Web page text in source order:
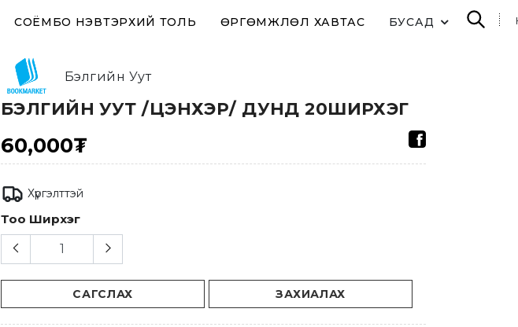
СОЁМБО НЭВТЭРХИЙ ТОЛЬ ӨРГӨМЖЛӨЛ ХАВТАС БУСАД
Бэлгийн Уут
БЭЛГИЙН УУТ /ЦЭНХЭР/ ДУНД 20ШИРХЭГ
60,000₮
Хүргэлттэй
Тоо Ширхэг
САГСЛАХ ЗАХИАЛАХ